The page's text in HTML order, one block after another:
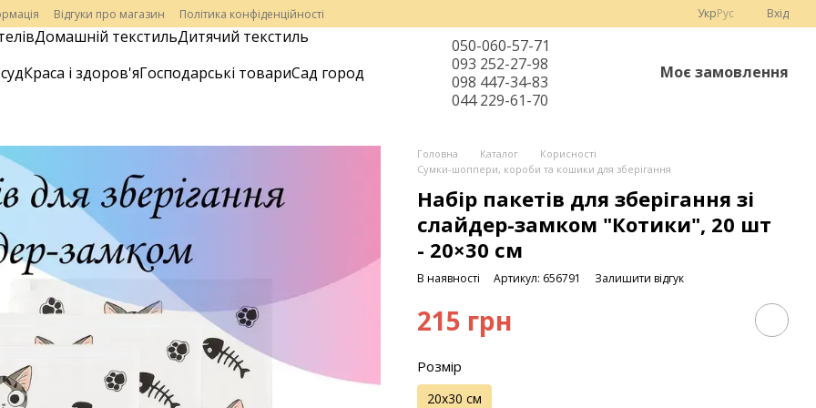
Відгуки про магазин Політика конфіденційності УкрРус Вхід
Домашній текстильДитячий текстиль
Краса і здоров'яГосподарські товариСад город
050-060-57-71
093 252-27-98
098 447-34-83
044 229-61-70
Моє замовлення
Головна Каталог
Корисності
Сумки-шоппери, короби та кошики для зберігання
Набір пакетів для зберігання зі
слайдер-замком "Котики", 20 шт
- 20×30 см
В наявності Артикул: 656791 Залишити відгук
215 грн
Розмір
20х30 см